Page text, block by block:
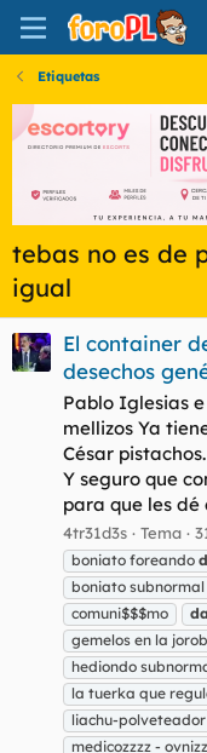
Etiquetas
tebas no es de
igual
El container
desechos
Pablo Iglesias
mellizos Ya
César
Y seguro que
para que les dé
4tr31d3s Tema
boniato foreando
boniato subnormal
comuni$$$mo
da
gemelos en la
hediondo
la tuerka que
liachu-
medicozzzz -